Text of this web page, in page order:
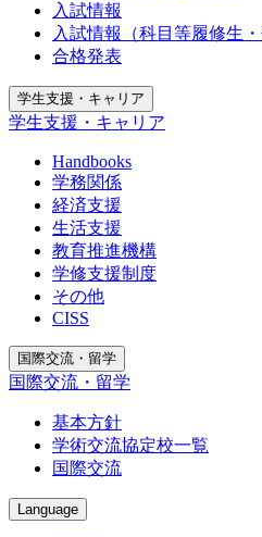
入試情報
入試情報（科目等履修生
合格発表
学生支援・キャリア
学生支援・キャリア
Handbooks
学務関係
経済支援
生活支援
教育推進機構
学修支援制度
その他
CISS
国際交流・留学
国際交流・留学
基本方針
学術交流協定校一覧
国際交流
Language